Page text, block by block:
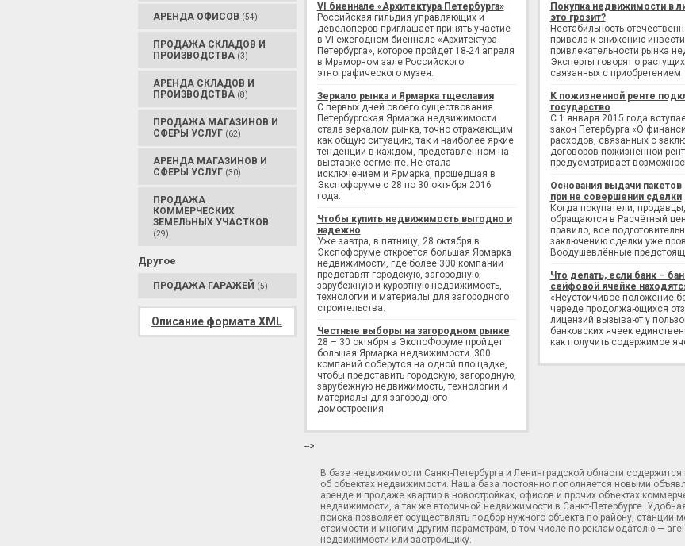
АРЕНДА ОФИСОВ (54)
ПРОДАЖА СКЛАДОВ И
ПРОИЗВОДСТВА (3)
АРЕНДА СКЛАДОВ И
ПРОИЗВОДСТВА (8)
ПРОДАЖА МАГАЗИНОВ И
СФЕРЫ УСЛУГ (62)
АРЕНДА МАГАЗИНОВ И
СФЕРЫ УСЛУГ (30)
ПРОДАЖА
КОММЕРЧЕСКИХ
ЗЕМЕЛЬНЫХ УЧАСТКОВ
(29)
Другое
ПРОДАЖА ГАРАЖЕЙ (5)
Описание формата XML
VI биеннале «Архитектура Петербурга»
Российская гильдия управляющих и
девелоперов приглашает принять участие
в VI ежегодном биеннале «Архитектура
Петербурга», которое пройдет 18-24 апреля
в Мраморном зале Российского
этнографического музея.
Зеркало рынка и Ярмарка тщеславия
С первых дней своего существования
Петербургская Ярмарка недвижимости
стала зеркалом рынка, точно отражающим
как общую ситуацию, так и наиболее яркие
тенденции в каждом, представленном на
выставке сегменте. Не стала
исключением и Ярмарка, прошедшая в
Экспофоруме с 28 по 30 октября 2016
года.
Чтобы купить недвижимость выгодно и
надежно
Уже завтра, в пятницу, 28 октября в
Экспофоруме откроется большая Ярмарка
недвижимости, где более 300 компаний
представят городскую, загородную,
зарубежную и курортную недвижимость,
технологии и материалы для загородного
строительства.
Честные выборы на загородном рынке
28 – 30 октября в ЭкспоФоруме пройдет
большая Ярмарка недвижимости. 300
компаний соберутся на одной площадке,
чтобы представить городскую, загородную,
зарубежную недвижимость, технологии и
материалы для загородного
домостроения.
Покупка недвижимости в
это грозит?
Нестабильность
привела к снижению
привлекательности рынка
Эксперты говорят о
связанных с приобретением
К пожизненной ренте
государство
С 1 января 2015 года
закон Петербурга «О
расходов, связанных с
договоров пожизненной
предусматривает
Основания выдачи пакетов
при не совершении сделки
Когда покупатели,
обращаются в Расчётный
правило, все
заключению сделки уже
Воодушевлённые
Что делать, если банк –
сейфовой ячейке
«Неустойчивое положение
череде продолжающихся
лицензий вызывают у
банковских ячеек
как получить содержимое
-->
В базе недвижимости Санкт-Петербурга и Ленинградской области
об объектах недвижимости. Наша база постоянно пополняется новыми
аренде и продаже квартир в новостройках, офисов и прочих объектах
недвижимости, а так же вторичной недвижимости в Санкт-Петербурге.
поиска позволяет осуществлять подбор нужного объекта по району, станции
стоимости и многим другим параметрам, в том числе по рекламодателю —
недвижимости или застройщику.